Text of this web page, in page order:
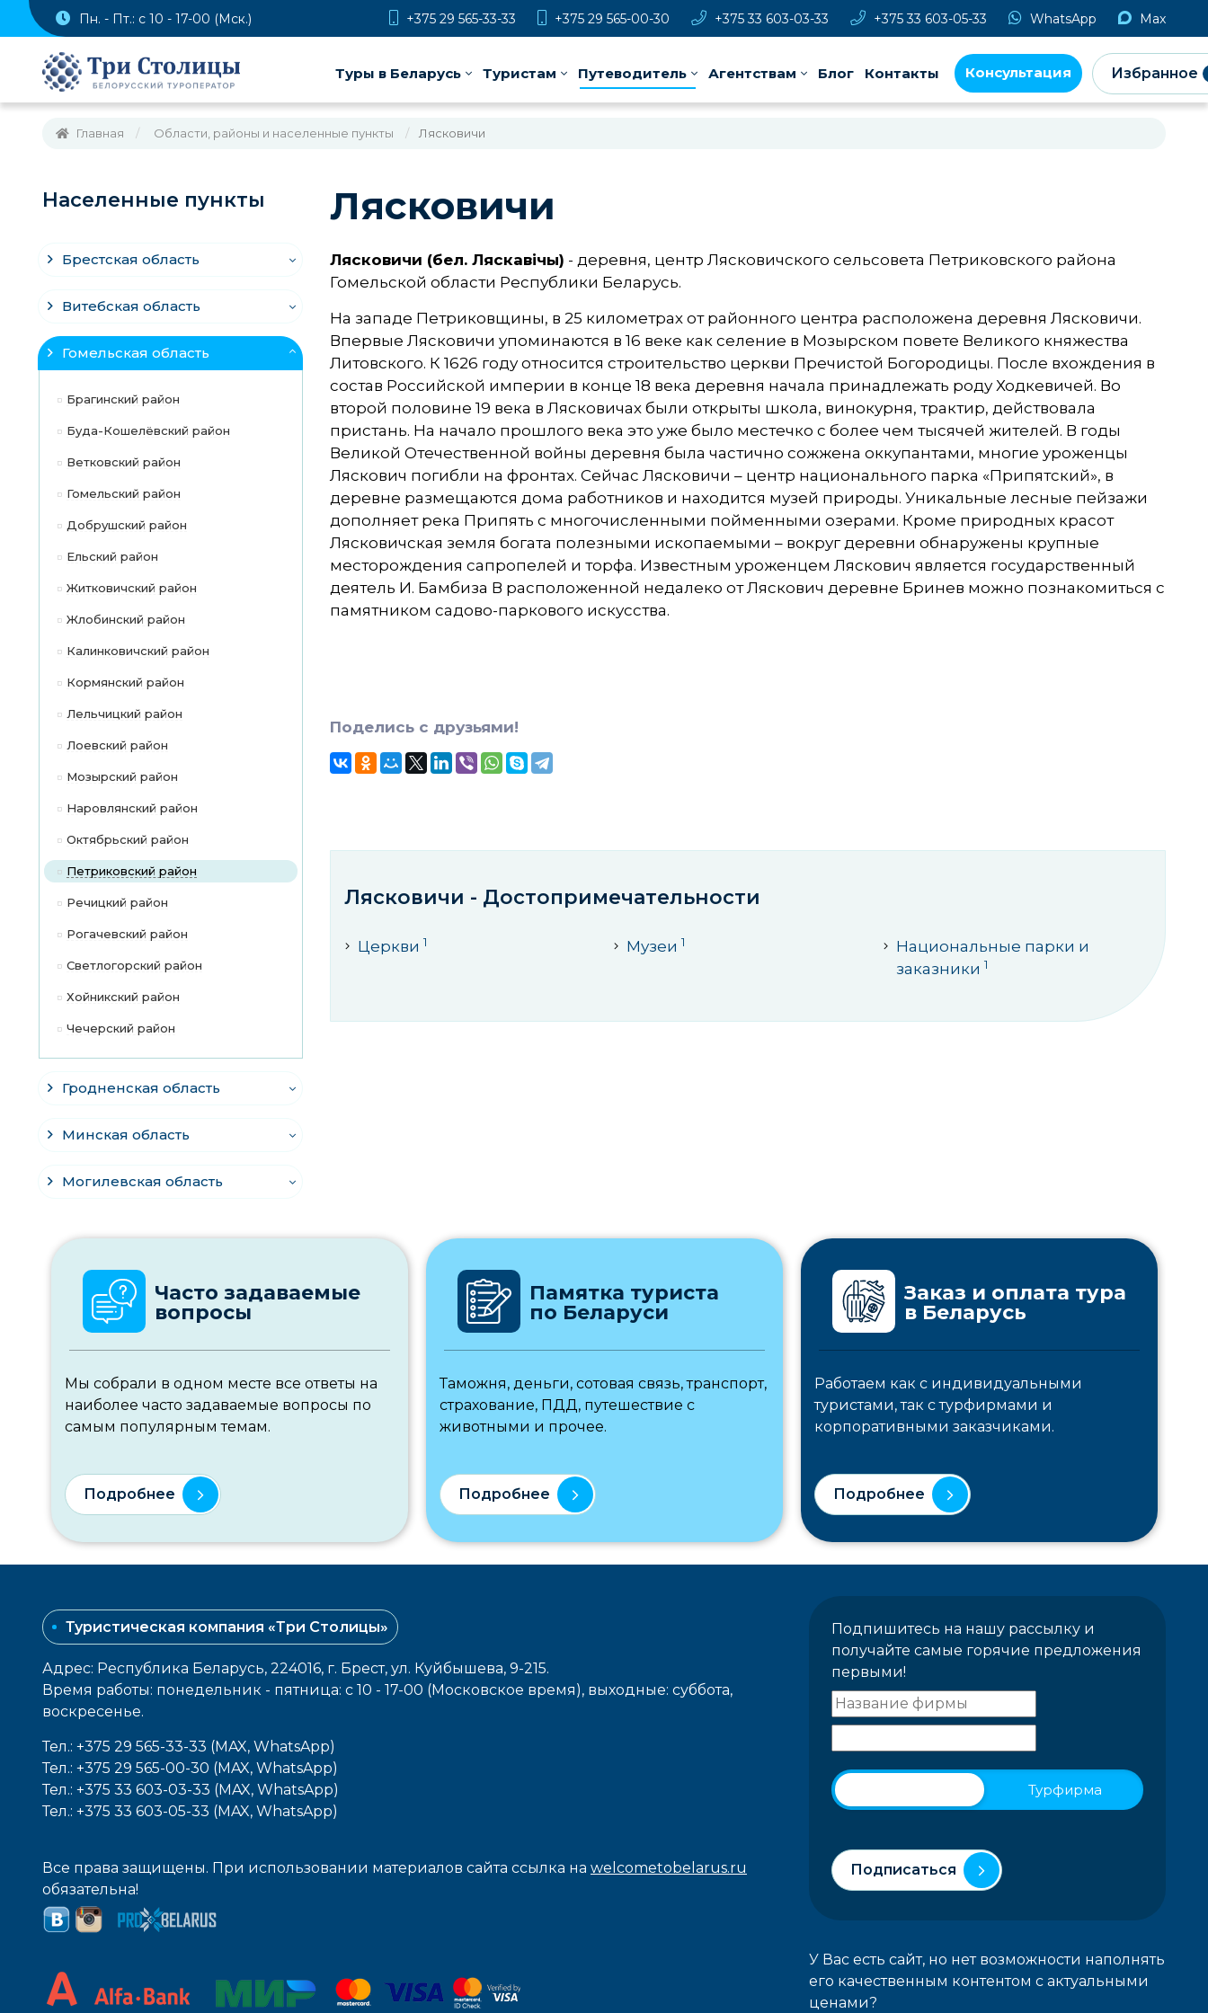
Пн. - Пт.: с 10 - 17-00 (Мск.) +375 29 565-33-33 +375 29 565-00-30 +375 33 603-03-33 +375 33 603-05-33 WhatsApp Max
Туры в Беларусь Туристам Путеводитель Агентствам Блог Контакты Консультация Избранное
Главная Области, районы и населенные пункты Лясковичи
Населенные пункты
Брестская область
Витебская область
Гомельская область
Брагинский район
Буда-Кошелёвский район
Ветковский район
Гомельский район
Добрушский район
Ельский район
Житковичский район
Жлобинский район
Калинковичский район
Кормянский район
Лельчицкий район
Лоевский район
Мозырский район
Наровлянский район
Октябрьский район
Петриковский район
Речицкий район
Рогачевский район
Светлогорский район
Хойникский район
Чечерский район
Гродненская область
Минская область
Могилевская область
Лясковичи
Лясковичи (бел. Ляскавічы) - деревня, центр Лясковичского сельсовета Петриковского района
Гомельской области Республики Беларусь.
На западе Петриковщины, в 25 километрах от районного центра расположена деревня Лясковичи.
Впервые Лясковичи упоминаются в 16 веке как селение в Мозырском повете Великого княжества
Литовского. К 1626 году относится строительство церкви Пречистой Богородицы. После вхождения в
состав Российской империи в конце 18 века деревня начала принадлежать роду Ходкевичей. Во
второй половине 19 века в Лясковичах были открыты школа, винокурня, трактир, действовала
пристань. На начало прошлого века это уже было местечко с более чем тысячей жителей. В годы
Великой Отечественной войны деревня была частично сожжена оккупантами, многие уроженцы
Ляскович погибли на фронтах. Сейчас Лясковичи – центр национального парка «Припятский», в
деревне размещаются дома работников и находится музей природы. Уникальные лесные пейзажи
дополняет река Припять с многочисленными пойменными озерами. Кроме природных красот
Лясковичская земля богата полезными ископаемыми – вокруг деревни обнаружены крупные
месторождения сапропелей и торфа. Известным уроженцем Ляскович является государственный
деятель И. Бамбиза В расположенной недалеко от Ляскович деревне Бринев можно познакомиться с
памятником садово-паркового искусства.
Поделись с друзьями!
Лясковичи - Достопримечательности
Церкви 1 Музеи 1
Национальные парки и
заказники 1
Часто задаваемые
вопросы
Мы собрали в одном месте все ответы на
наиболее часто задаваемые вопросы по
самым популярным темам.
Подробнее
Памятка туриста
по Беларуси
Таможня, деньги, сотовая связь, транспорт,
страхование, ПДД, путешествие с
животными и прочее.
Подробнее
Заказ и оплата тура
в Беларусь
Работаем как с индивидуальными
туристами, так с турфирмами и
корпоративными заказчиками.
Подробнее
Туристическая компания «Три Столицы»
Адрес: Республика Беларусь, 224016, г. Брест, ул. Куйбышева, 9-215.
Время работы: понедельник - пятница: с 10 - 17-00 (Московское время), выходные: cуббота,
воcкресенье.
Тел.: +375 29 565-33-33 (MAX, WhatsApp)
Тел.: +375 29 565-00-30 (MAX, WhatsApp)
Тел.: +375 33 603-03-33 (MAX, WhatsApp)
Тел.: +375 33 603-05-33 (MAX, WhatsApp)
Все права защищены. При использовании материалов сайта ссылка на welcometobelarus.ru
обязательна!
Подпишитесь на нашу рассылку и
получайте самые горячие предложения
первыми!
Турфирма
Подписаться
У Вас есть сайт, но нет возможности наполнять
его качественным контентом с актуальными
ценами?